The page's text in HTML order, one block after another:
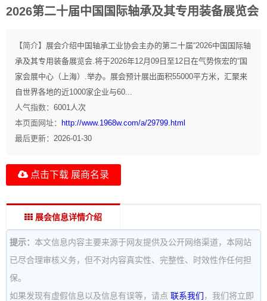
2026第二十届中国国际轴承及其专用装备展览会
【简介】 展会介绍中国轴承工业协会主办的第二十届“2026中国国际轴
承及其专用装备展览会.将于2026年12月09日至12日在气势恢宏的“国
家会展中心（上海）.举办。展会预计展出面积55000平方米，汇聚来
自世界各地的近1000家企业与60...
人气指数： 6001 人次
本页面网址：
http://www.1968w.com/a/29799.html
最后更新： 2026-01-30
点击下载 展商名录
展会信息详情介绍
提示： 本文信息内容主要来源于网友提供及公开网络渠道，本网站
已尽合理审核义务，但不对内容真实性、完整性、时效性作任何担
保。
如果发现有虚假信息以及信息有误等，请点 联系我们 ，我们将立即